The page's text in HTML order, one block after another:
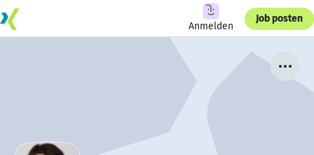
Anmelden
Job posten